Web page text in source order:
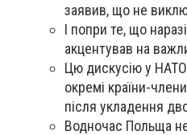
заявив, що не
І попри те, що
акцентував на
Цю дискусію у
окремі країни-
після укладення
Водночас Польща не